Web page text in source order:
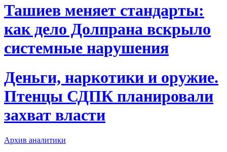
Ташиев меняет стандарты:
как дело Долпрана вскрыло
системные нарушения
Деньги, наркотики и оружие.
Птенцы СДПК планировали
захват власти
Архив аналитики